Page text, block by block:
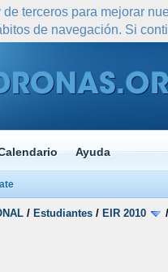
Ayuda
/ Estudiantes / EIR 2010
terceros para mejorar
de navegación. Si